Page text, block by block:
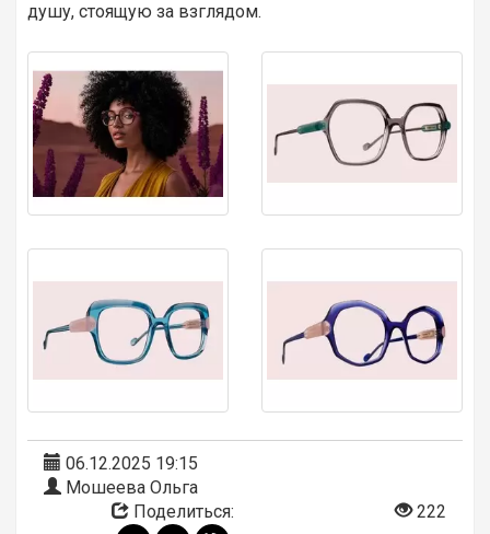
душу, стоящую за взглядом.
06.12.2025 19:15
Мошеева Ольга
Поделиться:
222